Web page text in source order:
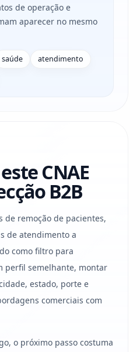
de operação e
aparecer no mesmo
saúde
atendimento
CNAE
B2B
de remoção de pacientes,
de atendimento a
como filtro para
perfil semelhante, montar
estado, porte e
comerciais com
o próximo passo costuma